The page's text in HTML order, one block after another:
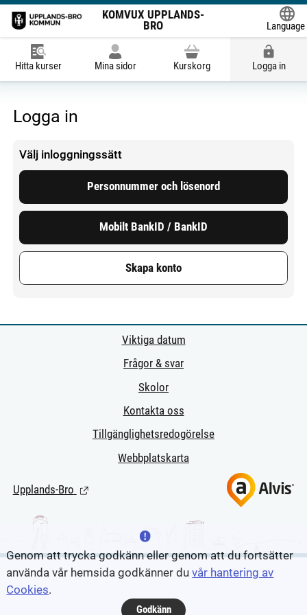
KOMVUX UPPLANDS-
BRO
Language
Hitta kurser Mina sidor Kurskorg Logga in
Logga in
Välj inloggningssätt
Personnummer och lösenord
Mobilt BankID / BankID
Skapa konto
Viktiga datum
Frågor & svar
Skolor
Kontakta oss
Tillgänglighetsredogörelse
Webbplatskarta
Upplands-Bro (Länk till extern sida.)
Genom att trycka godkänn eller genom att du fortsätter
använda vår hemsida godkänner duvår hantering av
Cookies.
Godkänn